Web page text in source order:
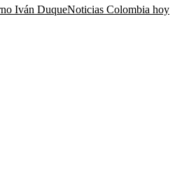
Iván DuqueNoticias Colombia hoy